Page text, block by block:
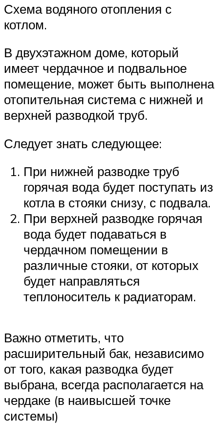
Схема водяного отопления с
котлом.
В двухэтажном доме, который
имеет чердачное и подвальное
помещение, может быть выполнена
отопительная система с нижней и
верхней разводкой труб.
Следует знать следующее:
При нижней разводке труб
горячая вода будет поступать из
котла в стояки снизу, с подвала.
При верхней разводке горячая
вода будет подаваться в
чердачном помещении в
различные стояки, от которых
будет направляться
теплоноситель к радиаторам.
Важно отметить, что
расширительный бак, независимо
от того, какая разводка будет
выбрана, всегда располагается на
чердаке (в наивысшей точке
системы)